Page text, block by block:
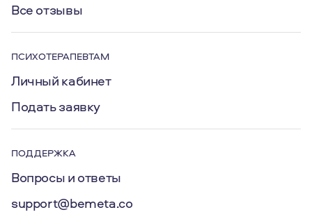
Все отзывы
ПСИХОТЕРАПЕВТАМ
Личный кабинет
Подать заявку
ПОДДЕРЖКА
Вопросы и ответы
support@bemeta.co